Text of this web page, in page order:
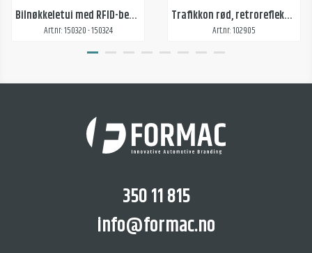
Bilnøkkeletui med RFID-beskyttelse
Art.nr: 150320 - 150324
Trafikkon rød, retroreflekterende, stor
Art.nr: 102905
350 11 815
info@formac.no